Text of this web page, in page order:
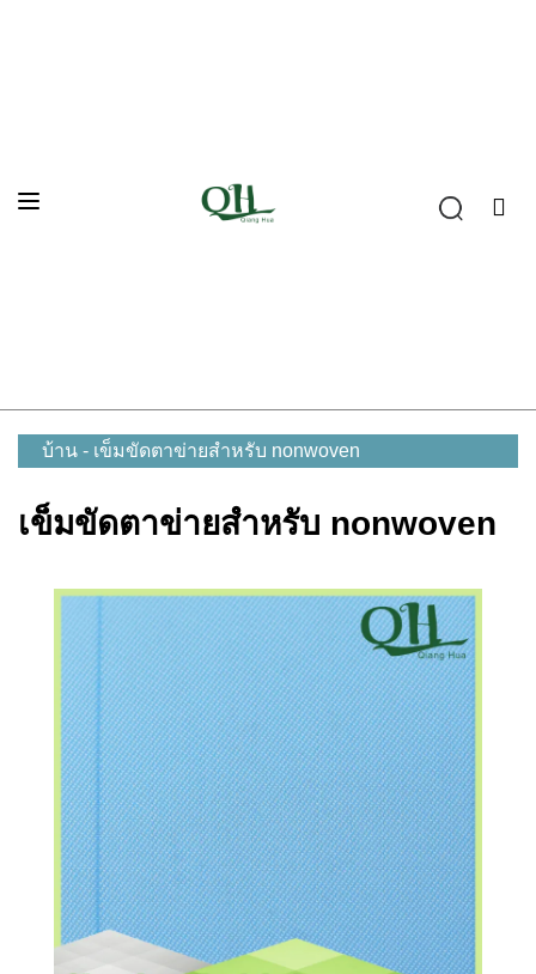
บ้าน - เข็มขัดตาข่ายสำหรับ nonwoven
เข็มขัดตาข่ายสำหรับ nonwoven